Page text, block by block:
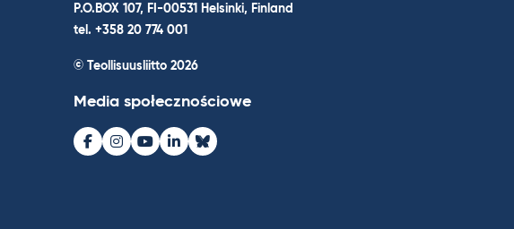
P.O.BOX 107, FI-00531 Helsinki, Finland
tel. +358 20 774 001
© Teollisuusliitto 2026
Media społecznościowe
Facebook
Instagram
Youtube
LinkedInBluesky